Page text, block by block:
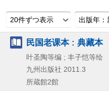
20件ずつ表示 出版年：
民国老课本 : 典藏本
叶圣陶等编 ; 丰子恺等绘
九州出版社 2011.3
所蔵館2館